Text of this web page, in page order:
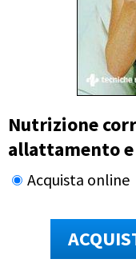
Nutrizione
allattamento
Acquista online